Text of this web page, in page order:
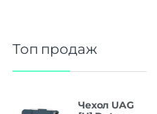
Топ продаж
Чехол UAG